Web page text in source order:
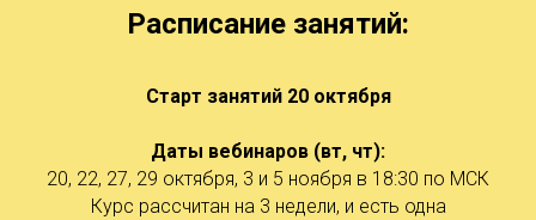
Расписание занятий:
Старт занятий 20 октября
Даты вебинаров (вт, чт):
20, 22, 27, 29 октября, 3 и 5 ноября в 18:30 по МСК
Курс рассчитан на 3 недели, и есть одна